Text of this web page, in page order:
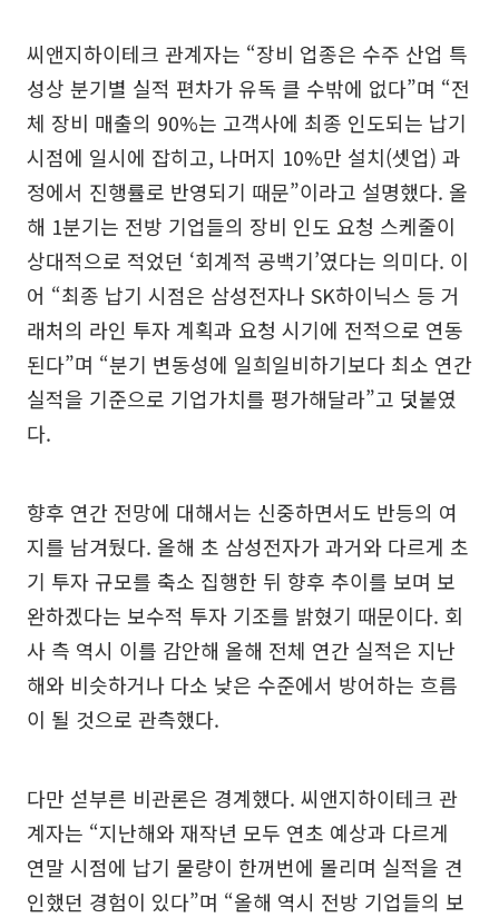
씨앤지하이테크 관계자는 “장비 업종은 수주 산업 특
성상 분기별 실적 편차가 유독 클 수밖에 없다”며 “전
체 장비 매출의 90%는 고객사에 최종 인도되는 납기
시점에 일시에 잡히고, 나머지 10%만 설치(셋업) 과
정에서 진행률로 반영되기 때문”이라고 설명했다. 올
해 1분기는 전방 기업들의 장비 인도 요청 스케줄이
상대적으로 적었던 ‘회계적 공백기’였다는 의미다. 이
어 “최종 납기 시점은 삼성전자나 SK하이닉스 등 거
래처의 라인 투자 계획과 요청 시기에 전적으로 연동
된다”며 “분기 변동성에 일희일비하기보다 최소 연간
실적을 기준으로 기업가치를 평가해달라”고 덧붙였
다.
향후 연간 전망에 대해서는 신중하면서도 반등의 여
지를 남겨뒀다. 올해 초 삼성전자가 과거와 다르게 초
기 투자 규모를 축소 집행한 뒤 향후 추이를 보며 보
완하겠다는 보수적 투자 기조를 밝혔기 때문이다. 회
사 측 역시 이를 감안해 올해 전체 연간 실적은 지난
해와 비슷하거나 다소 낮은 수준에서 방어하는 흐름
이 될 것으로 관측했다.
다만 섣부른 비관론은 경계했다. 씨앤지하이테크 관
계자는 “지난해와 재작년 모두 연초 예상과 다르게
연말 시점에 납기 물량이 한꺼번에 몰리며 실적을 견
인했던 경험이 있다”며 “올해 역시 전방 기업들의 보